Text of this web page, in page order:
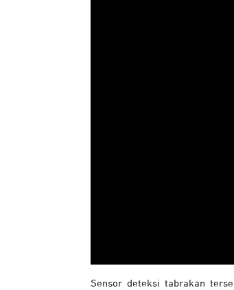
Sensor deteksi tabrakan